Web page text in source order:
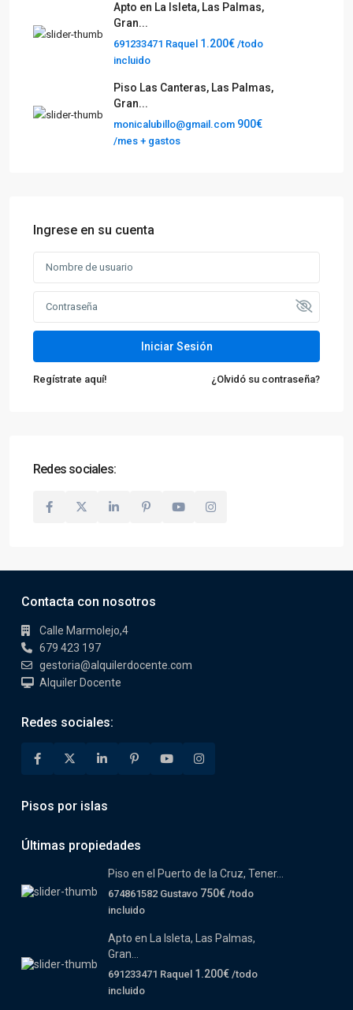
Apto en La Isleta, Las Palmas,
Gran...
691233471 Raquel 1.200€ /todo
incluido
Piso Las Canteras, Las Palmas,
Gran...
monicalubillo@gmail.com 900€
/mes + gastos
Ingrese en su cuenta
Iniciar Sesión
Regístrate aquí! ¿Olvidó su contraseña?
Redes sociales:
Contacta con nosotros
Calle Marmolejo,4
679 423 197
gestoria@alquilerdocente.com
Alquiler Docente
Redes sociales:
Pisos por islas
Últimas propiedades
Piso en el Puerto de la Cruz, Tener...
674861582 Gustavo 750€ /todo
incluido
Apto en La Isleta, Las Palmas,
Gran...
691233471 Raquel 1.200€ /todo
incluido